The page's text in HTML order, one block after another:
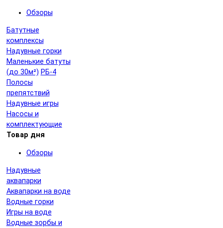
Обзоры
Батутные
комплексы
Надувные горки
Маленькие батуты
(до 30м²) РБ-4
Полосы
препятствий
Надувные игры
Насосы и
комплектующие
Товар дня
Обзоры
Надувные
аквапарки
Аквапарки на воде
Водные горки
Игры на воде
Водные зорбы и